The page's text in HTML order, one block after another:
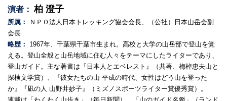
演者： 柏 澄子
所属：
ＮＰＯ法人日本トレッキング協会会長、（公社）日本山岳会副
会長
略歴：
1967年、千葉県千葉市生まれ。高校と大学の山岳部で登山を覚
える。登山全般と山岳地域に住む人々をテーマにしたライターであり、
登山ガイド。主な著書は『日本人とエベレスト』（共著、梅棹忠夫山と
探検文学賞）、『彼女たちの山 平成の時代、女性はどう山を登った
か』『凪の人 山野井妙子』（ミズノスポーツライター賞優秀賞）。